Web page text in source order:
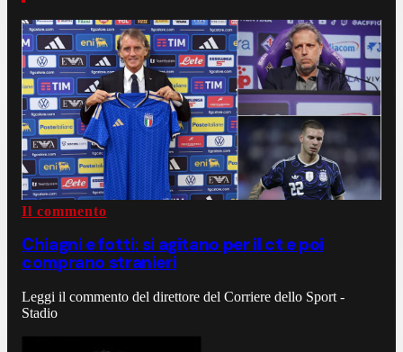
Il commento
Chiagni e fotti: si agitano per il ct e poi
comprano stranieri
Leggi il commento del direttore del Corriere dello Sport -
Stadio